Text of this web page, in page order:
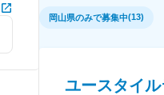
岡山県のみで募集中(13)
ユースタイ